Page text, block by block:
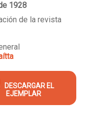
1928
de la revista
DESCARGAR EL
EJEMPLAR